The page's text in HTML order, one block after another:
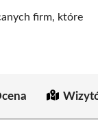
firm, które